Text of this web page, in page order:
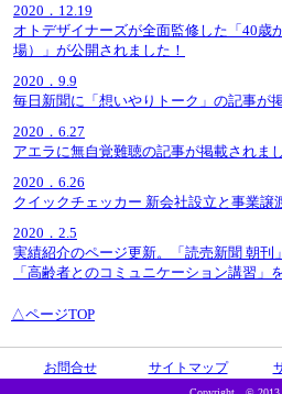
2020．12.19
オトデザイナーズが全面監修した「40歳
場）」が公開されました！
2020．9.9
毎日新聞に「想いやりトーク」の記事が
2020．6.27
アエラに無自覚難聴の記事が掲載されま
2020．6.26
クイックチェッカー 新会社設立と事業譲
2020．2.5
実績紹介のページ更新。「読売新聞 朝刊
「高齢者とのコミュニケーション講習」
△ページTOP
お問合せ サイトマップ